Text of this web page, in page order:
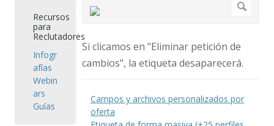
Si clicamos en "Eliminar petición de
cambios", la etiqueta desaparecerá.
Campos y archivos personalizados por
oferta
Recursos
para
Reclutadores
Infogr
afías
Webin
ars
Guías